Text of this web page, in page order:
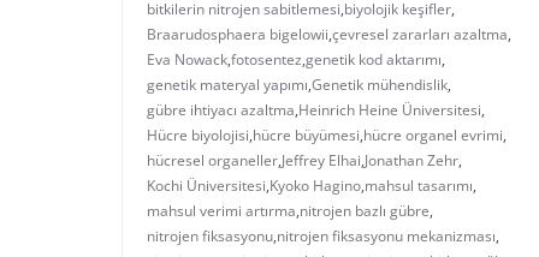
bitkilerin nitrojen sabitlemesi,biyolojik keşifler,
Braarudosphaera bigelowii,çevresel zararları azaltma,
Eva Nowack,fotosentez,genetik kod aktarımı,
genetik materyal yapımı,Genetik mühendislik,
gübre ihtiyacı azaltma,Heinrich Heine Üniversitesi,
Hücre biyolojisi,hücre büyümesi,hücre organel evrimi,
hücresel organeller,Jeffrey Elhai,Jonathan Zehr,
Kochi Üniversitesi,Kyoko Hagino,mahsul tasarımı,
mahsul verimi artırma,nitrojen bazlı gübre,
nitrojen fiksasyonu,nitrojen fiksasyonu mekanizması,